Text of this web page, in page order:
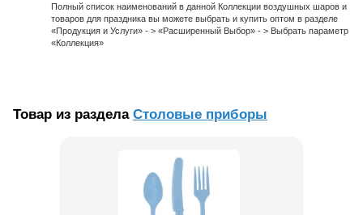
Полный список наименований в данной Коллекции воздушных шаров и
товаров для праздника вы можете выбрать и купить оптом в разделе
«Продукция и Услуги» - > «Расширенный Выбор» - > Выбрать параметр
«Коллекция»
Товар из раздела Столовые приборы